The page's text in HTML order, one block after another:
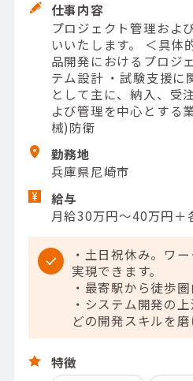
仕事内容
プロジェクト管理およ
いいたします。 ＜具体
品開発におけるプロジ
テム設計 ・試験支援
として主に、納入、受
よび管理を中心とする
械)防衛
勤務地
兵庫県尼崎市
給与
月給30万円～40万円＋
・土日祝休み。ワ
実現できます。
・最寄駅から徒歩
・システム開発の
どの開発スキルを磨
特徴